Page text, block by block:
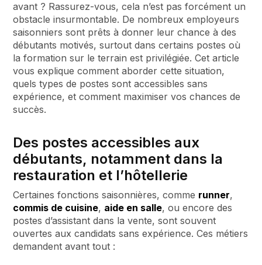
avant ? Rassurez-vous, cela n’est pas forcément un
obstacle insurmontable. De nombreux employeurs
saisonniers sont prêts à donner leur chance à des
débutants motivés, surtout dans certains postes où
la formation sur le terrain est privilégiée. Cet article
vous explique comment aborder cette situation,
quels types de postes sont accessibles sans
expérience, et comment maximiser vos chances de
succès.
Des postes accessibles aux
débutants, notamment dans la
restauration et l’hôtellerie
Certaines fonctions saisonnières, comme runner,
commis de cuisine, aide en salle, ou encore des
postes d’assistant dans la vente, sont souvent
ouvertes aux candidats sans expérience. Ces métiers
demandent avant tout :